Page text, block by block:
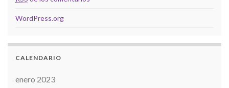
WordPress.org
CALENDARIO
enero 2023